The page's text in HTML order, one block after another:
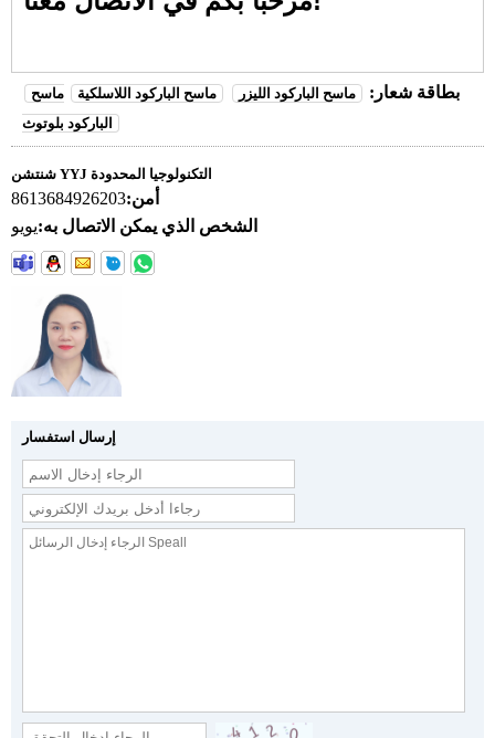
بطاقة شعار: ماسح الباركود الليزر ماسح الباركود اللاسلكية
ماسح
الباركود بلوتوث
شنتشن YYJ التكنولوجيا المحدودة
أمن:8613684926203
الشخص الذي يمكن الاتصال به:يويو
إرسال استفسار